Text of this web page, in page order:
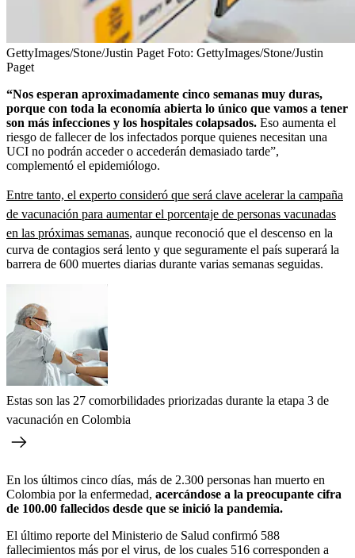
GettyImages/Stone/Justin Paget Foto: GettyImages/Stone/Justin
Paget
“Nos esperan aproximadamente cinco semanas muy duras,
porque con toda la economía abierta lo único que vamos a tener
son más infecciones y los hospitales colapsados. Eso aumenta el
riesgo de fallecer de los infectados porque quienes necesitan una
UCI no podrán acceder o accederán demasiado tarde”,
complementó el epidemiólogo.
Entre tanto, el experto consideró que será clave acelerar la campaña
de vacunación para aumentar el porcentaje de personas vacunadas
en las próximas semanas, aunque reconoció que el descenso en la
curva de contagios será lento y que seguramente el país superará la
barrera de 600 muertes diarias durante varias semanas seguidas.
Estas son las 27 comorbilidades priorizadas durante la etapa 3 de
vacunación en Colombia
En los últimos cinco días, más de 2.300 personas han muerto en
Colombia por la enfermedad, acercándose a la preocupante cifra
de 100.00 fallecidos desde que se inició la pandemia.
El último reporte del Ministerio de Salud confirmó 588
fallecimientos más por el virus, de los cuales 516 corresponden a